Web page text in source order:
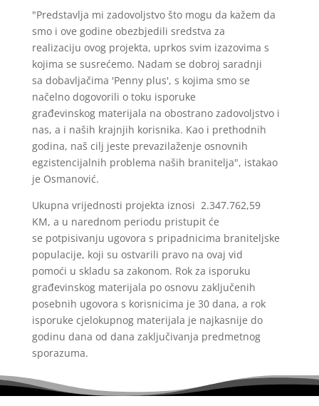
"Predstavlja mi zadovoljstvo što mogu da kažem da
smo i ove godine obezbjedili sredstva za
realizaciju ovog projekta, uprkos svim izazovima s
kojima se susrećemo. Nadam se dobroj saradnji
sa dobavljačima 'Penny plus', s kojima smo se
načelno dogovorili o toku isporuke
građevinskog materijala na obostrano zadovoljstvo i
nas, a i naših krajnjih korisnika. Kao i prethodnih
godina, naš cilj jeste prevazilaženje osnovnih
egzistencijalnih problema naših branitelja", istakao
je Osmanović.
Ukupna vrijednosti projekta iznosi 2.347.762,59
KM, a u narednom periodu pristupit će
se potpisivanju ugovora s pripadnicima braniteljske
populacije, koji su ostvarili pravo na ovaj vid
pomoći u skladu sa zakonom. Rok za isporuku
građevinskog materijala po osnovu zaključenih
posebnih ugovora s korisnicima je 30 dana, a rok
isporuke cjelokupnog materijala je najkasnije do
godinu dana od dana zaključivanja predmetnog
sporazuma.